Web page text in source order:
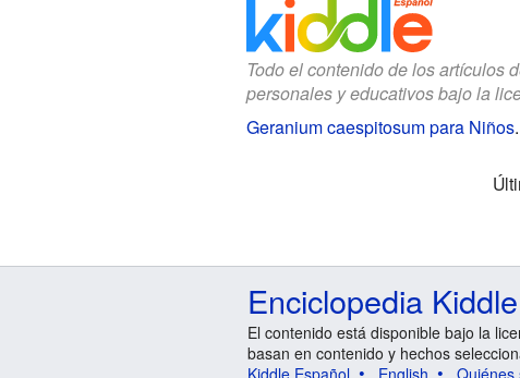
Todo el contenido de los artículos
personales y educativos bajo la
Geranium caespitosum para Niños.
Enciclopedia Kiddle
El contenido está disponible bajo la
basan en contenido y hechos
Kiddle Español
English Quiénes